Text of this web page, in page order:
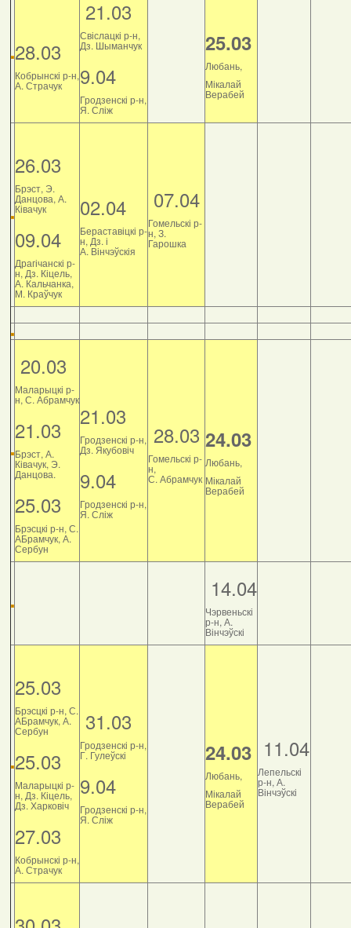
28.03
Кобрынскі р-н,
А. Страчук
21.03
Свіслацкі р-н,
Дз. Шыманчук
9.04
Гродзенскі р-н,
Я. Сліж
25.03
Любань,
Мікалай
Верабей
26.03
Брэст, Э.
Данцова, А.
Ківачук
09.04
Драгічанскі р-
н, Дз. Кіцель,
А. Кальчанка,
М. Краўчук
02.04
Бераставіцкі р-
н, Дз. і
А. Вінчэўскія
07.04
Гомельскі р-
н, З.
Гарошка
20.03
Маларыцкі р-
н, С. Абрамчук
21.03
Брэст, А.
Ківачук, Э.
Данцова.
25.03
Брэсцкі р-н, С.
АБрамчук, А.
Сербун
21.03
Гродзенскі р-н,
Дз. Якубовіч
9.04
Гродзенскі р-н,
Я. Сліж
28.03
Гомельскі р-
н,
С. Абрамчук
24.03
Любань,
Мікалай
Верабей
14.04
Чэрвеньскі
р-н, А.
Вінчэўскі
25.03
Брэсцкі р-н, С.
АБрамчук, А.
Сербун
25.03
Маларыцкі р-
н, Дз. Кіцель,
Дз. Харковіч
27.03
Кобрынскі р-н,
А. Страчук
31.03
Гродзенскі р-н,
Г. Гулеўскі
9.04
Гродзенскі р-н,
Я. Сліж
24.03
Любань,
Мікалай
Верабей
11.04
Лепельскі
р-н, А.
Вінчэўскі